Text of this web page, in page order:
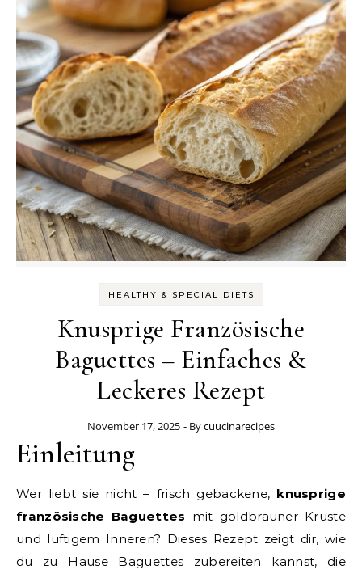
HEALTHY & SPECIAL DIETS
Knusprige Französische
Baguettes – Einfaches &
Leckeres Rezept
November 17, 2025 - Bycuucinarecipes
Einleitung
Wer liebt sie nicht – frisch gebackene, knusprige
französische Baguettes mit goldbrauner Kruste
und luftigem Inneren? Dieses Rezept zeigt dir, wie
du zu Hause Baguettes zubereiten kannst, die